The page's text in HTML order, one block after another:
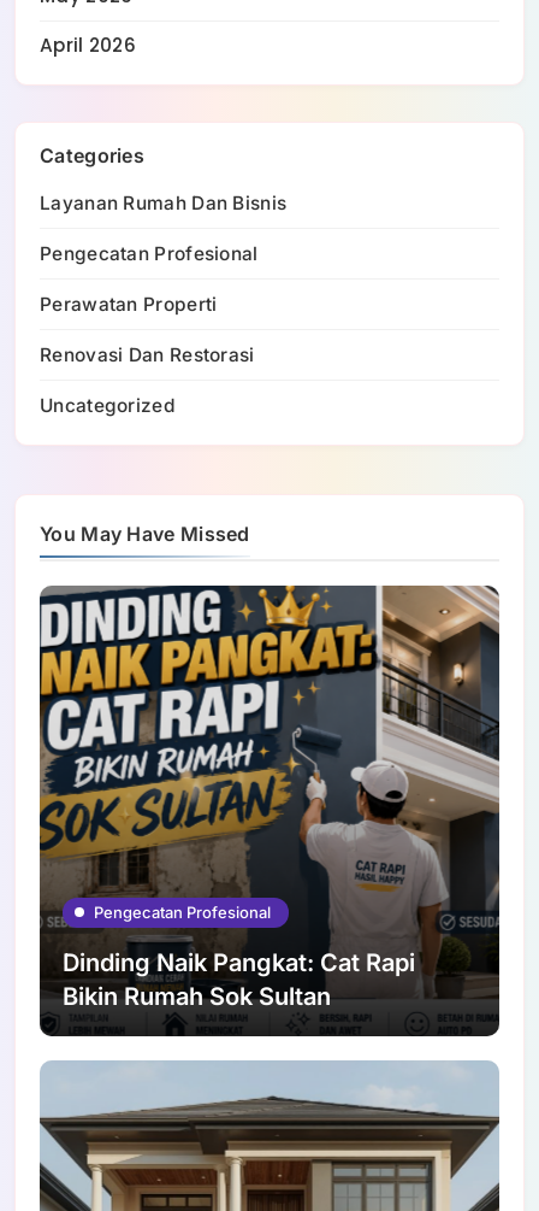
April 2026
Categories
Layanan Rumah Dan Bisnis
Pengecatan Profesional
Perawatan Properti
Renovasi Dan Restorasi
Uncategorized
You May Have Missed
Pengecatan Profesional
Dinding Naik Pangkat: Cat Rapi
Bikin Rumah Sok Sultan